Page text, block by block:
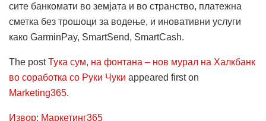
сите банкомати во земјата и во странство, платежна
сметка без трошоци за водење, и иновативни услуги
како GarminPay, SmartSend, SmartCash.
The postТука сум, на фонтана – нов мурал на Халкбанк
во соработка со Руки Чуки appeared first on
Marketing365.
Извор: Маркетинг365